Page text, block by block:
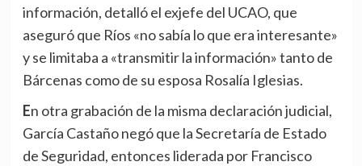
información, detalló el exjefe del UCAO, que
aseguró que Ríos «no sabía lo que era interesante»
y se limitaba a «transmitir la información» tanto de
Bárcenas como de su esposa Rosalía Iglesias.
En otra grabación de la misma declaración judicial,
García Castaño negó que la Secretaría de Estado
de Seguridad, entonces liderada por Francisco